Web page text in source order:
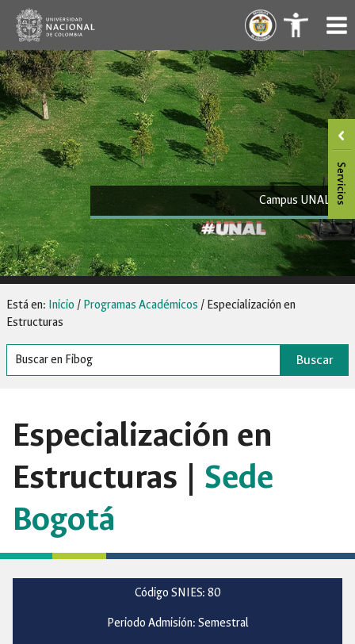
Saltar
contenido
. .
Campus UNAL
Está en: Inicio / Programas Académicos / Especialización en
Estructuras
Buscar
Especialización en
Estructuras | Sede
Bogotá
Código SNIES: 80
Periodo Admisión: Semestral